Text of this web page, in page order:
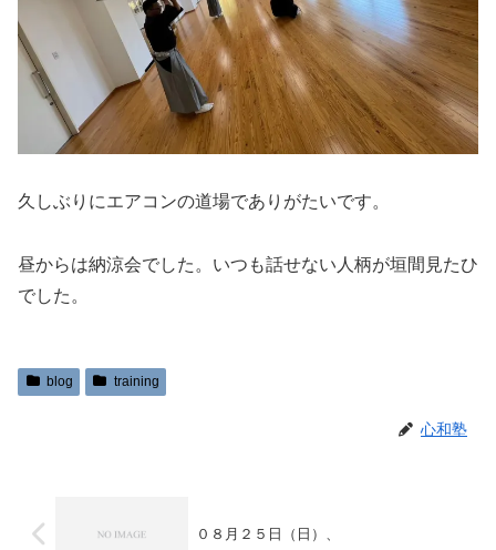
久しぶりにエアコンの道場でありがたいです。
昼からは納涼会でした。いつも話せない人柄が垣間見たひ
でした。
blog training
心和塾
０８月２５日（日）、